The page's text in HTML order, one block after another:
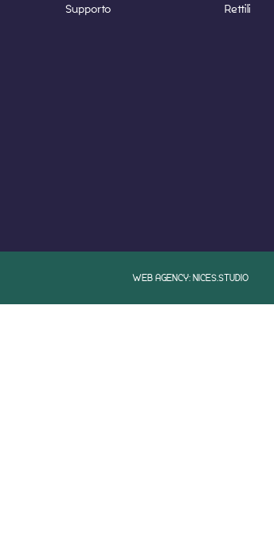
Supporto
Rettili
WEB AGENCY: NICES.STUDIO